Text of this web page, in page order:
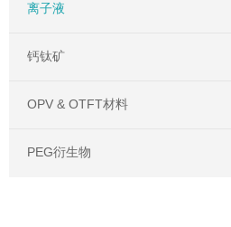
离子液
钙钛矿
OPV & OTFT材料
PEG衍生物